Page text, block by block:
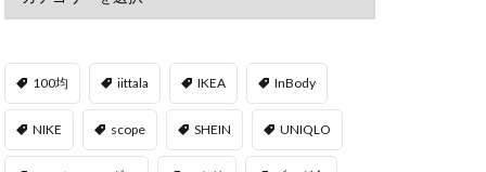
100均 iittala IKEA InBody
NIKE scope SHEIN UNIQLO